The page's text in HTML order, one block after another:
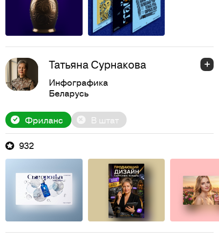
Татьяна Сурнакова
Инфографика
Беларусь
Фриланс В штат
932